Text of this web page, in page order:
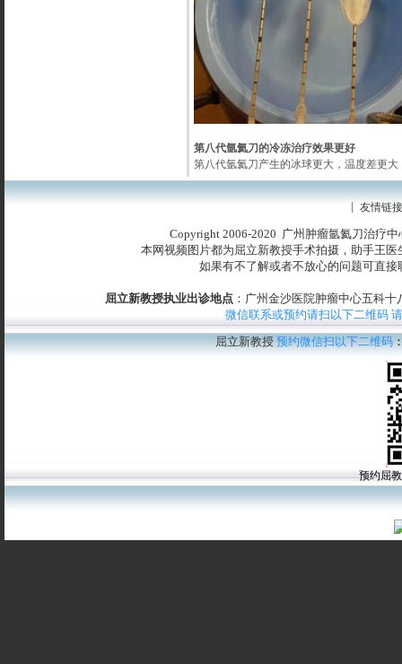
第八代氩氦刀的冷冻治疗效果更好
第八代氩氦刀产生的冰球更大，温度差更
友情链接
Copyright 2006-2020 广州肿瘤氩氦刀治疗
本网视频图片都为屈立新教授手术拍摄，助手王
如果有不了解或者不放心的问题可直
屈立新教授执业出诊地点 ：广州金沙医院肿瘤中心五科
微信联系或预约请扫以下二维码
屈立新教授预约微信扫以下二维码
预约屈